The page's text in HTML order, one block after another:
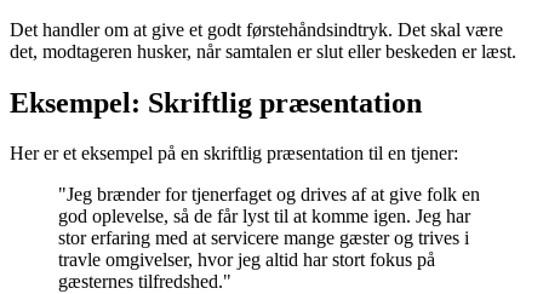
Det handler om at give et godt førstehåndsindtryk. Det skal være
det, modtageren husker, når samtalen er slut eller beskeden er læst.
Eksempel: Skriftlig præsentation
Her er et eksempel på en skriftlig præsentation til en tjener:
"Jeg brænder for tjenerfaget og drives af at give folk en
god oplevelse, så de får lyst til at komme igen. Jeg har
stor erfaring med at servicere mange gæster og trives i
travle omgivelser, hvor jeg altid har stort fokus på
gæsternes tilfredshed."